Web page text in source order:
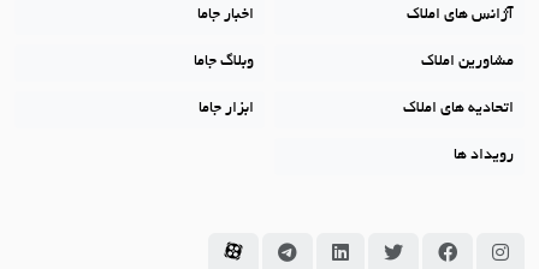
آژانس های املاک اخبار جاما
مشاورین املاک وبلاگ جاما
اتحادیه های املاک ابزار جاما
رویداد ها
سامانه جاما در اینستاگرام
سامانه جاما در فیسبوک
سامانه جاما در توئیتر
سامانه جاما در لینکداین
سامانه جاما در تلگرام
سامانه جاما در آپارات